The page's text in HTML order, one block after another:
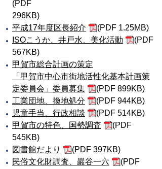
(PDF
296KB)
平成17年度区長紹介
(PDF 1.25MB)
ISOこうか、井戸水、美化活動
(PDF
567KB)
甲賀市総合計画の策定
「甲賀市中心市街地活性化基本計画策
定委員会」委員募集
(PDF 899KB)
工業団地、換地処分
(PDF 944KB)
児童手当、行政相談
(PDF 514KB)
甲賀市の特色、国勢調査
(PDF
545KB)
図書館だより
(PDF 397KB)
民俗文化財調査、巖谷一六
(PDF